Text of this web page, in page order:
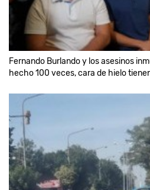
Fernando Burlando y los asesinos
hecho 100 veces, cara de hielo